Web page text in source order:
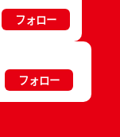
フォロー
フォロー